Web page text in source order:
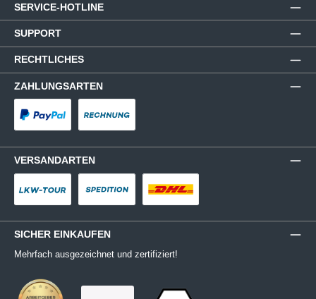
SERVICE-HOTLINE
SUPPORT
RECHTLICHES
ZAHLUNGSARTEN
VERSANDARTEN
SICHER EINKAUFEN
Mehrfach ausgezeichnet und zertifiziert!